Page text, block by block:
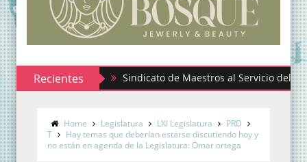
RecientesSindicato de Maestros al Servicio del Estado
Home Legislatura LXI Legislatura
PRD
T
Hay temas que deberían estarse discutiendo hoy y
no están en agenda de la Legislatura: Omar ortega